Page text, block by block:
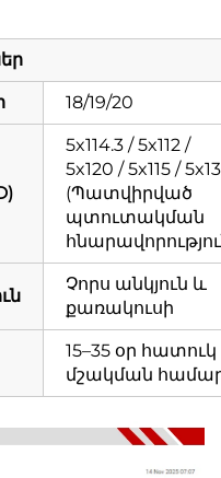
18/19/20
5x114.3 / 5x112 /
5x120 / 5x115 /
(Պատվիրված
պտուտակման
Չորս անկյուն և
քառակուսի
15–35 օր հատուկ
մշակման